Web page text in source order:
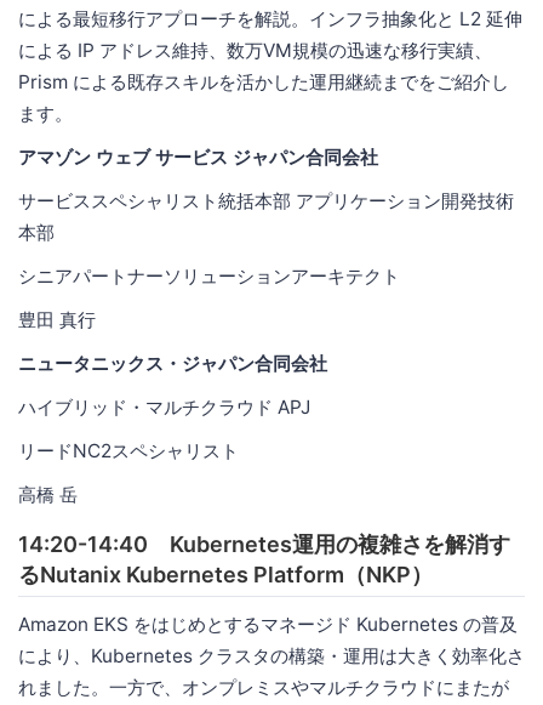
による最短移行アプローチを解説。インフラ抽象化と L2 延伸
による IP アドレス維持、数万VM規模の迅速な移行実績、
Prism による既存スキルを活かした運用継続までをご紹介し
ます。
アマゾン ウェブ サービス ジャパン合同会社
サービススペシャリスト統括本部 アプリケーション開発技術
本部
シニアパートナーソリューションアーキテクト
豊田 真行
ニュータニックス・ジャパン合同会社
ハイブリッド・マルチクラウド APJ
リードNC2スペシャリスト
高橋 岳
14:20-14:40 Kubernetes運用の複雑さを解消す
るNutanix Kubernetes Platform（NKP）
Amazon EKS をはじめとするマネージド Kubernetes の普及
により、Kubernetes クラスタの構築・運用は大きく効率化さ
れました。一方で、オンプレミスやマルチクラウドにまたが